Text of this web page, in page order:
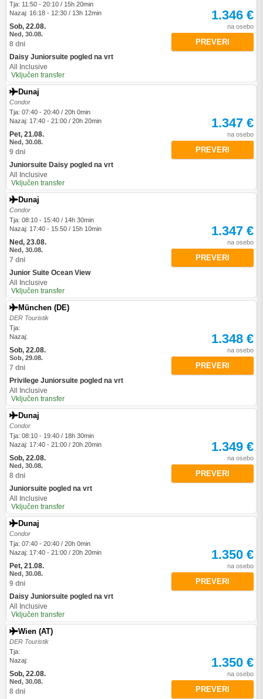
Tja: 11:50 - 20:10 / 15h 20min
Nazaj: 16:18 - 12:30 / 13h 12min
Sob, 22.08.
Ned, 30.08.
8 dni
Daisy Juniorsuite pogled na vrt
All Inclusive
Vključen transfer
1.346 €
na osebo
PREVERI
Dunaj
Condor
Tja: 07:40 - 20:40 / 20h 0min
Nazaj: 17:40 - 21:00 / 20h 20min
Pet, 21.08.
Ned, 30.08.
9 dni
Juniorsuite Daisy pogled na vrt
All Inclusive
Vključen transfer
1.347 €
na osebo
PREVERI
Dunaj
Condor
Tja: 08:10 - 15:40 / 14h 30min
Nazaj: 17:40 - 15:50 / 15h 10min
Ned, 23.08.
Ned, 30.08.
7 dni
Junior Suite Ocean View
All Inclusive
Vključen transfer
1.347 €
na osebo
PREVERI
München (DE)
DER Touristik
Tja:
Nazaj:
Sob, 22.08.
Sob, 29.08.
7 dni
Privilege Juniorsuite pogled na vrt
All Inclusive
Vključen transfer
1.348 €
na osebo
PREVERI
Dunaj
Condor
Tja: 08:10 - 19:40 / 18h 30min
Nazaj: 17:40 - 21:00 / 20h 20min
Sob, 22.08.
Ned, 30.08.
8 dni
Juniorsuite pogled na vrt
All Inclusive
Vključen transfer
1.349 €
na osebo
PREVERI
Dunaj
Condor
Tja: 07:40 - 20:40 / 20h 0min
Nazaj: 17:40 - 21:00 / 20h 20min
Pet, 21.08.
Ned, 30.08.
9 dni
Daisy Juniorsuite pogled na vrt
All Inclusive
Vključen transfer
1.350 €
na osebo
PREVERI
Wien (AT)
DER Touristik
Tja:
Nazaj:
Sob, 22.08.
Ned, 30.08.
8 dni
1.350 €
na osebo
PREVERI